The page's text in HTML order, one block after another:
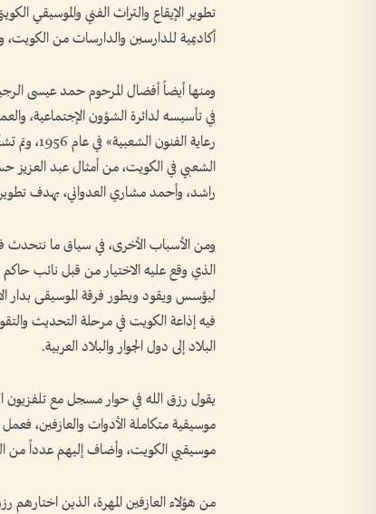
تطوير الإيقاع والتراث الفني والموسيقي
أكاديمية للدارسين والدارسات من
في تأسيسه لدائرة الشؤون الإجتماعية،
رعاية
الشعبي في الكويت، من أمثال عبد
راشد، وأحمد مشاري العدواني، بهدف
ومن الأسباب الأخرى، في سياق ما نتحدث
ليؤسس ويقود ويطور فرقة الموسيقى بدار
فيه إذاعة الكويت في مرحلة التحديث
البلاد إلى دول الجوار والبلاد العربية.
موسيقية متكاملة الأدوات والعازفين،
موسيقيي الكويت، وأضاف إليهم عدداً من
من هؤلاء العازفين المهرة، الذين